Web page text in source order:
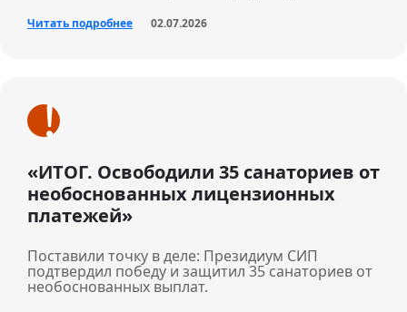
Читать подробнее 02.07.2026
«ИТОГ. Освободили 35 санаториев от
необоснованных лицензионных
платежей»
Поставили точку в деле: Президиум СИП
подтвердил победу и защитил 35 санаториев от
необоснованных выплат.